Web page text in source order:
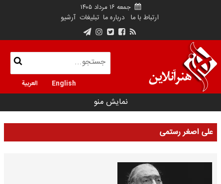
جمعه ۱۶ مرداد ۱۴۰۵
ارتباط با ما درباره ما تبلیغات آرشیو
English العربية
نمایش منو
علی اصغر رستمی